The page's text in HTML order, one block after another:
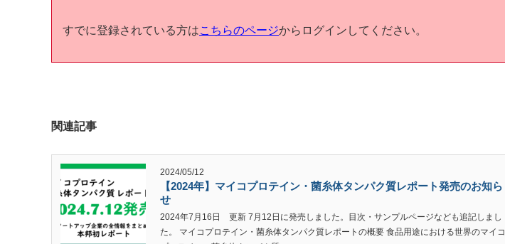
すでに登録されている方はこちらのページからログインしてください。
関連記事
2024/05/12
【2024年】マイコプロテイン・菌糸体タンパク質レポート発売のお知ら
せ
2024年7月16日 更新 7月12日に発売しました。目次・サンプルページなども追記しまし
た。 マイコプロテイン・菌糸体タンパク質レポートの概要 食品用途における世界のマイコ